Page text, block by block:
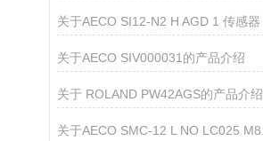
关于AECO SIV000031的产品介绍
关于 ROLAND PW42AGS的产品介绍